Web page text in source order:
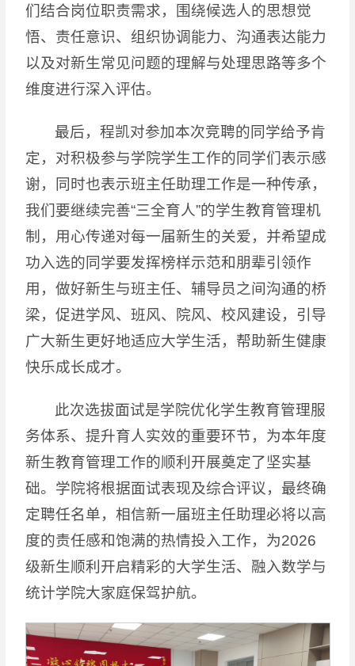
们结合岗位职责需求，围绕候选人的思想觉
悟、责任意识、组织协调能力、沟通表达能力
以及对新生常见问题的理解与处理思路等多个
维度进行深入评估。
最后，程凯对参加本次竞聘的同学给予肯
定，对积极参与学院学生工作的同学们表示感
谢，同时也表示班主任助理工作是一种传承，
我们要继续完善“三全育人”的学生教育管理机
制，用心传递对每一届新生的关爱，并希望成
功入选的同学要发挥榜样示范和朋辈引领作
用，做好新生与班主任、辅导员之间沟通的桥
梁，促进学风、班风、院风、校风建设，引导
广大新生更好地适应大学生活，帮助新生健康
快乐成长成才。
此次选拔面试是学院优化学生教育管理服
务体系、提升育人实效的重要环节，为本年度
新生教育管理工作的顺利开展奠定了坚实基
础。学院将根据面试表现及综合评议，最终确
定聘任名单，相信新一届班主任助理必将以高
度的责任感和饱满的热情投入工作，为2026
级新生顺利开启精彩的大学生活、融入数学与
统计学院大家庭保驾护航。